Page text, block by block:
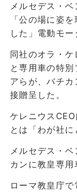
メルセデス・
「公の場に姿
した」電動モー
同社のオラ・ケ
と専用車の特
アらが、バチ
接贈呈した。
ケレニウス
とは「わが社に
メルセデス・
カンに教皇専用
ローマ教皇庁